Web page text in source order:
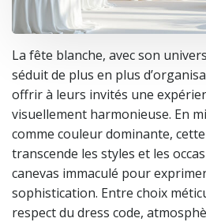
La fête blanche, avec son
séduit de plus en plus
offrir à leurs invités une
visuellement harmonieuse. En
comme couleur dominante,
transcende les styles et les
canevas immaculé pour
sophistication. Entre choix
respect du dress code,